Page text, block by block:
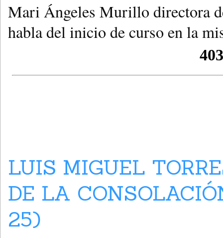
Mari Ángeles Murillo directora
habla del inicio de curso en la
LUIS MIGUEL
DE LA
25)